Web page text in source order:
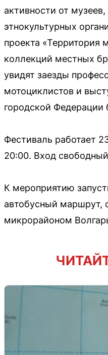
активности от музеев,
этнокультурных
проекта «Территория
коллекций местных
увидят заезды
мотоциклистов и
городской Федерации
Фестиваль работает
20:00. Вход
К мероприятию
автобусный
микрорайоном